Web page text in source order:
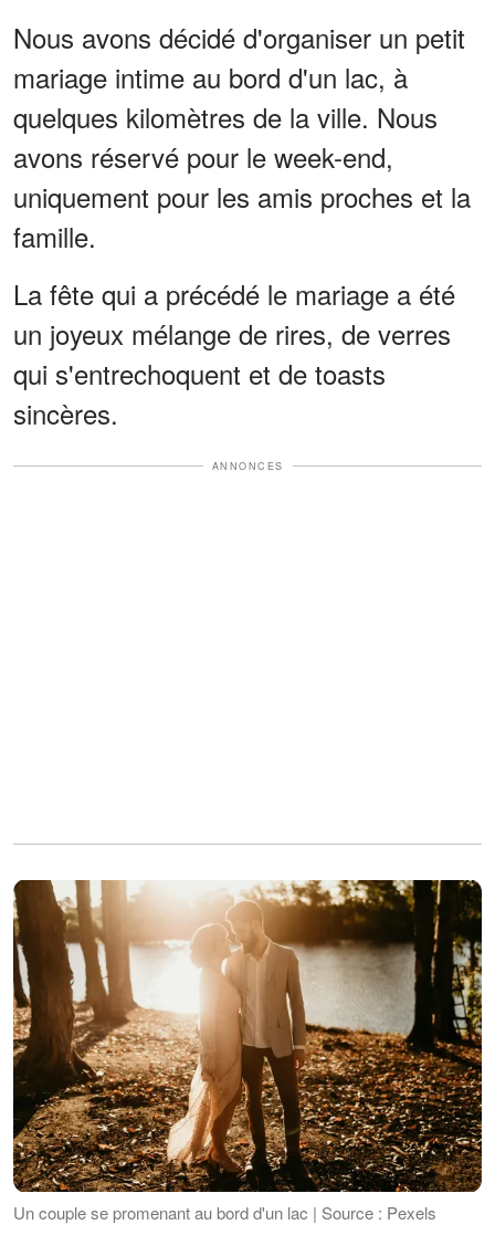
Nous avons décidé d'organiser un petit
mariage intime au bord d'un lac, à
quelques kilomètres de la ville. Nous
avons réservé pour le week-end,
uniquement pour les amis proches et la
famille.
La fête qui a précédé le mariage a été
un joyeux mélange de rires, de verres
qui s'entrechoquent et de toasts
sincères.
ANNONCES
Un couple se promenant au bord d'un lac | Source : Pexels